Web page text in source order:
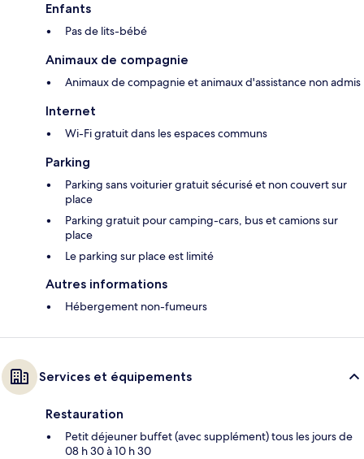
Enfants
Pas de lits-bébé
Animaux de compagnie
Animaux de compagnie et animaux d'assistance non admis
Internet
Wi-Fi gratuit dans les espaces communs
Parking
Parking sans voiturier gratuit sécurisé et non couvert sur
place
Parking gratuit pour camping-cars, bus et camions sur
place
Le parking sur place est limité
Autres informations
Hébergement non-fumeurs
Services et équipements
Restauration
Petit déjeuner buffet (avec supplément) tous les jours de
08 h 30 à 10 h 30